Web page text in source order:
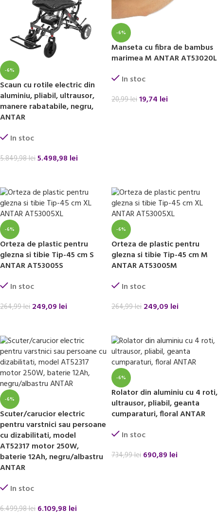
-6%
Scaun cu rotile electric din
aluminiu, pliabil, ultrausor,
manere rabatabile, negru,
ANTAR
In stoc
5.849,98lei5.498,98 lei
-6%
Manseta cu fibra de bambus
marimea M ANTAR AT53020L
In stoc
20,99lei19,74 lei
-6%
Orteza de plastic pentru
glezna si tibie Tip-45 cm S
ANTAR AT53005S
In stoc
264,99lei 249,09 lei
-6%
Orteza de plastic pentru
glezna si tibie Tip-45 cm M
ANTAR AT53005M
In stoc
264,99lei 249,09 lei
-6%
Scuter/carucior electric
pentru varstnici sau persoane
cu dizabilitati, model
AT52317 motor 250W,
baterie 12Ah, negru/albastru
ANTAR
In stoc
6.499,98lei 6.109,98 lei
-6%
Rolator din aluminiu cu 4 roti,
ultrausor, pliabil, geanta
cumparaturi, floral ANTAR
In stoc
734,99lei 690,89 lei